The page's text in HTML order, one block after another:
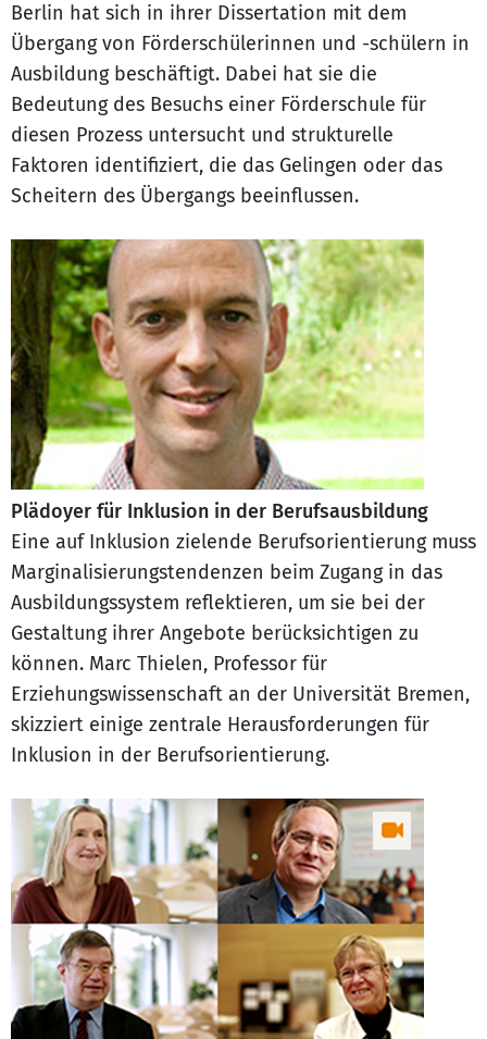
Berlin hat sich in ihrer Dissertation mit dem
Übergang von Förderschülerinnen und -schülern in
Ausbildung beschäftigt. Dabei hat sie die
Bedeutung des Besuchs einer Förderschule für
diesen Prozess untersucht und strukturelle
Faktoren identifiziert, die das Gelingen oder das
Scheitern des Übergangs beeinflussen.
Plädoyer für Inklusion in der Berufsausbildung
Eine auf Inklusion zielende Berufsorientierung muss
Marginalisierungstendenzen beim Zugang in das
Ausbildungssystem reflektieren, um sie bei der
Gestaltung ihrer Angebote berücksichtigen zu
können. Marc Thielen, Professor für
Erziehungswissenschaft an der Universität Bremen,
skizziert einige zentrale Herausforderungen für
Inklusion in der Berufsorientierung.